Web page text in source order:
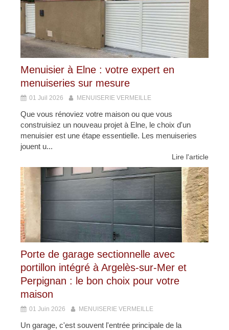
Menuisier à Elne : votre expert en
menuiseries sur mesure
01 Juil 2026 MENUISERIE VERMEILLE
Que vous rénoviez votre maison ou que vous
construisiez un nouveau projet à Elne, le choix d'un
menuisier est une étape essentielle. Les menuiseries
jouent u...
Lire l'article
Porte de garage sectionnelle avec
portillon intégré à Argelès-sur-Mer et
Perpignan : le bon choix pour votre
maison
01 Juin 2026 MENUISERIE VERMEILLE
Un garage, c'est souvent l'entrée principale de la